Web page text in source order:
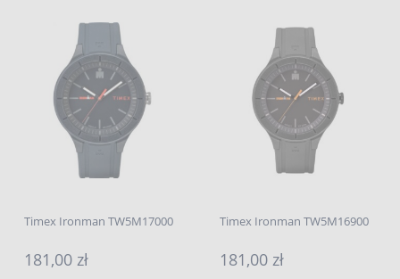
Timex Ironman TW5M17000
181,00 zł
Timex Ironman TW5M16900
181,00 zł